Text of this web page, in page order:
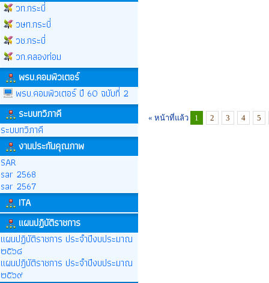
วท.กระบี่
วษท.กระบี่
วช.กระบี่
วก.คลองท่อม
พรบ.คอมพิวเตอร์
พรบ.คอมพิวเตอร์ ปี 60 ฉบับที่ 2
ระบบทวิภาคี
ระบบทวิภาคี
งานประกันคุณภาพ
SAR
sar 2568
sar 2567
ITA
แผนปฏิบัติราชการ
แผนปฏิบัติราชการ ประจำปีงบประมาณ
๒๕๖๘
แผนปฎิบัติราชการ ประจำปีงบประมาณ
๒๕๖๙
« หน้าที่แล้ว 1 2 3 4 5